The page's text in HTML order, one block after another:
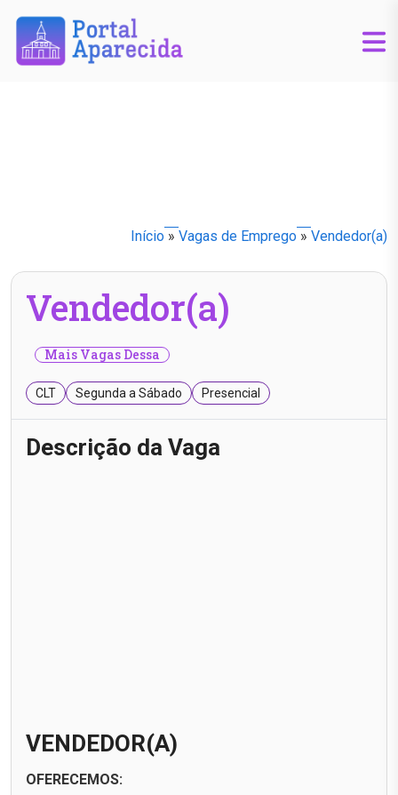
Início » Vagas de Emprego » Vendedor(a)
Vendedor(a)
Mais Vagas Dessa
CLT Segunda a Sábado Presencial
Descrição da Vaga
VENDEDOR(A)
OFERECEMOS: